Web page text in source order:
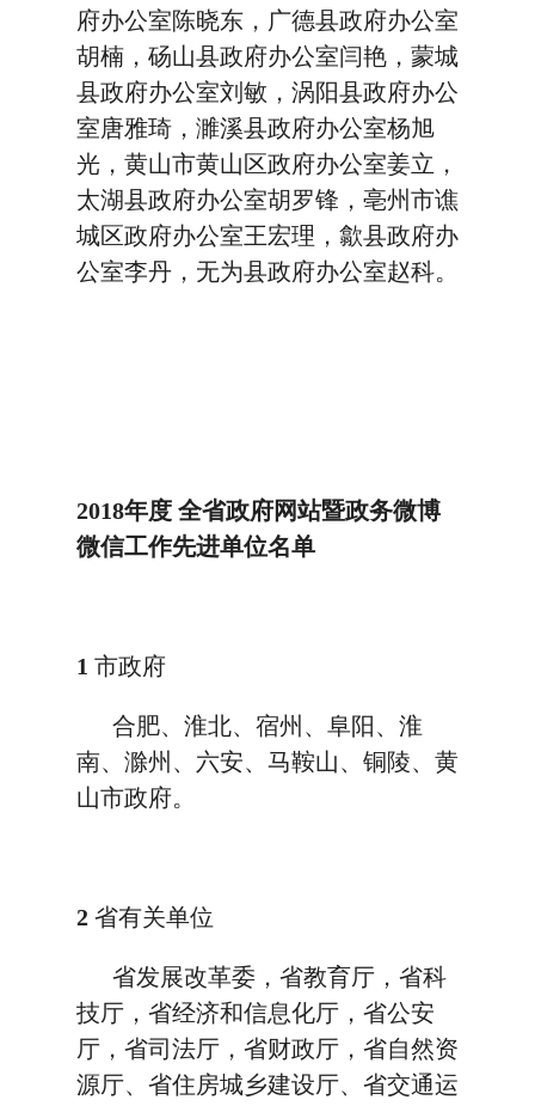
府办公室陈晓东，广德县政府办公室
胡楠，砀山县政府办公室闫艳，蒙城
县政府办公室刘敏，涡阳县政府办公
室唐雅琦，濉溪县政府办公室杨旭
光，黄山市黄山区政府办公室姜立，
太湖县政府办公室胡罗锋，亳州市谯
城区政府办公室王宏理，歙县政府办
公室李丹，无为县政府办公室赵科。
2018年度 全省政府网站暨政务微博
微信工作先进单位名单
1 市政府
合肥、淮北、宿州、阜阳、淮
南、滁州、六安、马鞍山、铜陵、黄
山市政府。
2 省有关单位
省发展改革委，省教育厅，省科
技厅，省经济和信息化厅，省公安
厅，省司法厅，省财政厅，省自然资
源厅、省住房城乡建设厅、省交通运